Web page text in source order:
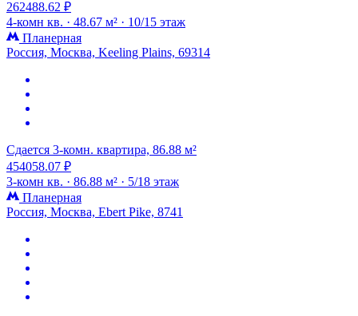
262488.62 ₽
4-комн кв. · 48.67 м² · 10/15 этаж
Планерная
Россия, Москва, Keeling Plains, 69314
Сдается 3-комн. квартира, 86.88 м²
454058.07 ₽
3-комн кв. · 86.88 м² · 5/18 этаж
Планерная
Россия, Москва, Ebert Pike, 8741